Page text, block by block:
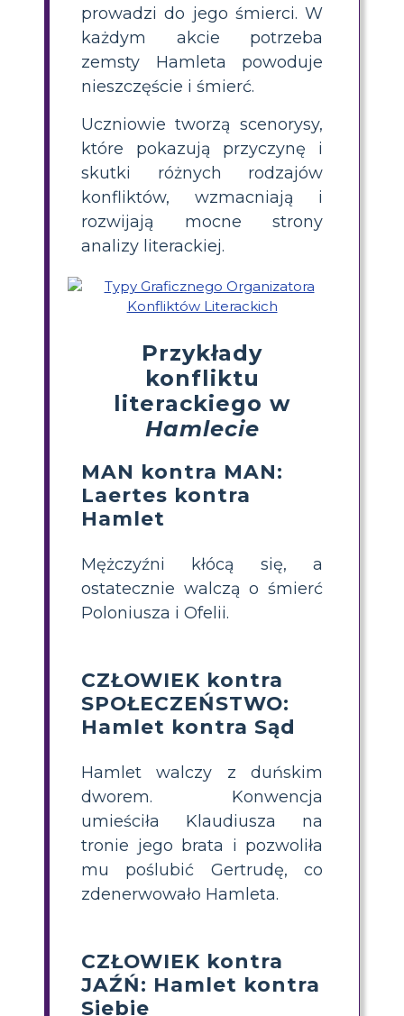
prowadzi do jego śmierci. W
każdym akcie potrzeba
zemsty Hamleta powoduje
nieszczęście i śmierć.
Uczniowie tworzą scenorysy,
które pokazują przyczynę i
skutki różnych rodzajów
konfliktów, wzmacniają i
rozwijają mocne strony
analizy literackiej.
Przykłady
konfliktu
literackiego w
Hamlecie
MAN kontra MAN:
Laertes kontra
Hamlet
Mężczyźni kłócą się, a
ostatecznie walczą o śmierć
Poloniusza i Ofelii.
CZŁOWIEK kontra
SPOŁECZEŃSTWO:
Hamlet kontra Sąd
Hamlet walczy z duńskim
dworem. Konwencja
umieściła Klaudiusza na
tronie jego brata i pozwoliła
mu poślubić Gertrudę, co
zdenerwowało Hamleta.
CZŁOWIEK kontra
JAŹŃ: Hamlet kontra
Siebie